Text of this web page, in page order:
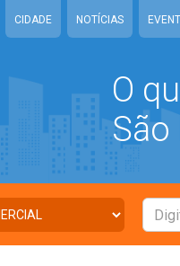
CIDADE NOTÍCIAS
O
São